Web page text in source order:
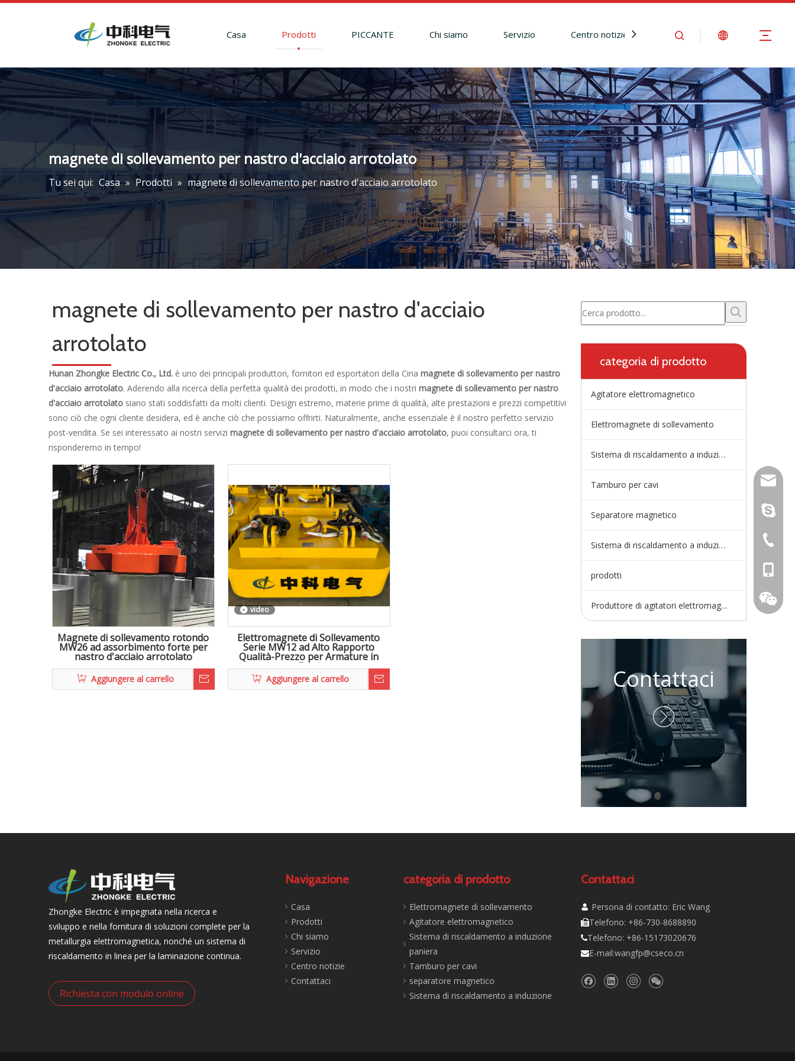
Casa Prodotti PICCANTE Chi siamo Servizio Centro notizie Contattaci
magnete di sollevamento per nastro d'acciaio arrotolato
Tu sei qui: Casa » Prodotti » magnete di sollevamento per nastro d'acciaio arrotolato
magnete di sollevamento per nastro d'acciaio
arrotolato
Hunan Zhongke Electric Co., Ltd. è uno dei principali produttori, fornitori ed esportatori della Cina magnete di sollevamento per nastro
d'acciaio arrotolato. Aderendo alla ricerca della perfetta qualità dei prodotti, in modo che i nostri magnete di sollevamento per nastro
d'acciaio arrotolato siano stati soddisfatti da molti clienti. Design estremo, materie prime di qualità, alte prestazioni e prezzi competitivi
sono ciò che ogni cliente desidera, ed è anche ciò che possiamo offrirti. Naturalmente, anche essenziale è il nostro perfetto servizio
post-vendita. Se sei interessato ai nostri servizi magnete di sollevamento per nastro d'acciaio arrotolato, puoi consultarci ora, ti
risponderemo in tempo!
Magnete di sollevamento rotondo
MW26 ad assorbimento forte per
nastro d'acciaio arrotolato
Aggiungere al carrello
video
Elettromagnete di Sollevamento
Serie MW12 ad Alto Rapporto
Qualità-Prezzo per Armature in
Fasci
Aggiungere al carrello
categoria di prodotto
Agitatore elettromagnetico
Elettromagnete di sollevamento
Sistema di riscaldamento a induzione della paniera
Tamburo per cavi
Separatore magnetico
Sistema di riscaldamento a induzione
prodotti
Produttore di agitatori elettromagnetici
Contattaci

Zhongke Electric è impegnata nella ricerca e
sviluppo e nella fornitura di soluzioni complete per la
metallurgia elettromagnetica, nonché un sistema di
riscaldamento in linea per la laminazione continua.
Richiesta con modulo online
Navigazione
Casa
Prodotti
Chi siamo
Servizio
Centro notizie
Contattaci
dal
+86-
categoria di prodotto
Elettromagnete di sollevamento
Agitatore elettromagnetico
Sistema di riscaldamento a induzione
paniera
Tamburo per cavi
separatore magnetico
Sistema di riscaldamento a induzione
Contattaci
 Persona di contatto: Eric Wang
Telefono: +86-730-8688890
Telefono: +86-15173020676
E-mail:wangfp@cseco.cn